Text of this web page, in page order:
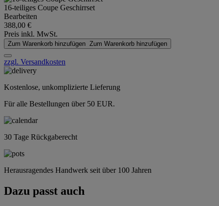
16-teiliges Coupe Geschirrset
Bearbeiten
388,00 €
Preis inkl. MwSt.
Zum Warenkorb hinzufügen Zum Warenkorb hinzufügen
zzgl. Versandkosten
Kostenlose, unkomplizierte Lieferung
Für alle Bestellungen über 50 EUR.
30 Tage Rückgaberecht
Herausragendes Handwerk seit über 100 Jahren
Dazu passt auch